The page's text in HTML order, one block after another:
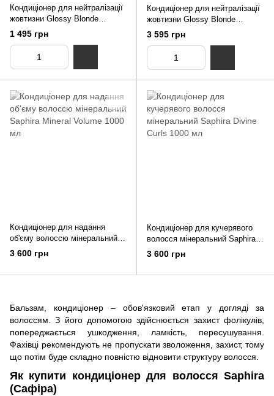
Кондиціонер для нейтралізації
жовтизни Glossy Blonde
Saphira 250 мл
1 495 грн
Кондиціонер для нейтралізації
жовтизни Glossy Blonde
Saphira 1000 мл
3 595 грн
Кондиціонер для надання
об'єму волоссю мінеральний
Saphira Mineral Volume 1000 мл
3 600 грн
Кондиціонер для кучерявого
волосся мінеральний Saphira
Divine Curls 1000 мл
3 600 грн
Бальзам, кондиціонер – обов'язковий етап у догляді за
волоссям. З його допомогою здійснюється захист фолікулів,
попереджається ушкодження, ламкість, пересушування.
Фахівці рекомендують не пропускати зволоження, захист, тому
що потім буде складно повністю відновити структуру волосся.
Як купити кондиціонер для волосся Saphira
(Сафіра)